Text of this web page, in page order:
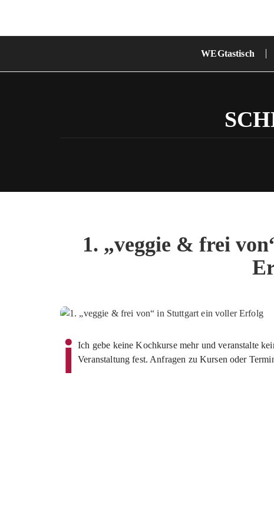
content
WEGtastisch
1. „veggie & frei
ℹ️ Ich gebe keine Kochkurse mehr und veranstalte
Veranstaltung fest. Anfragen zu Kursen oder